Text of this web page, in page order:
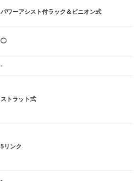
パワーアシスト付ラック＆ピニオン式
◯
-
ストラット式
5リンク